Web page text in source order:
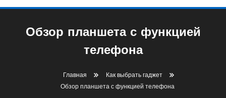
Обзор планшета с функцией
телефона
Главная
Как выбрать гаджет
Обзор планшета с функцией телефона